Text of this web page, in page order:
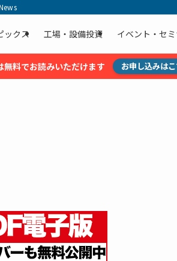
ックス 工場・設備投資 イベント・セ
料でお読みいただけます お申し込みは